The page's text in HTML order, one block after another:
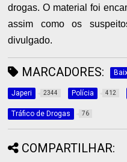
drogas. O material foi
assim como os
divulgado.
MARCADORES:
Japeri 2344 Polícia 412
Tráfico de Drogas 76
COMPARTILHAR: